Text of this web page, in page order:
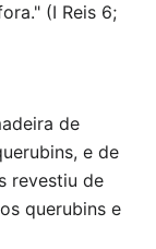
(I Reis 6;
de
e de
revestiu de
querubins e